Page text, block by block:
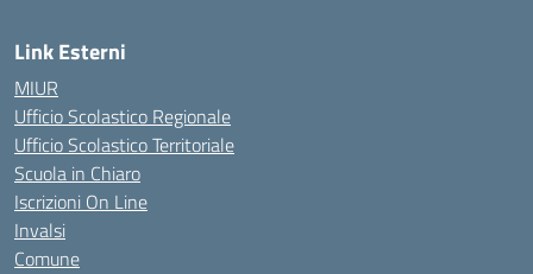
Link Esterni
MIUR
Ufficio Scolastico Regionale
Ufficio Scolastico Territoriale
Scuola in Chiaro
Iscrizioni On Line
Invalsi
Comune